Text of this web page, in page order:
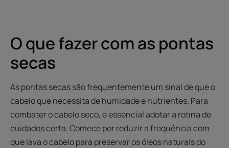
O que fazer com as pontas
secas
As pontas secas são frequentemente um sinal de que o
cabelo que necessita de humidade e nutrientes. Para
combater o cabelo seco, é essencial adotar a rotina de
cuidados certa. Comece por reduzir a frequência com
que lava o cabelo para preservar os óleos naturais do